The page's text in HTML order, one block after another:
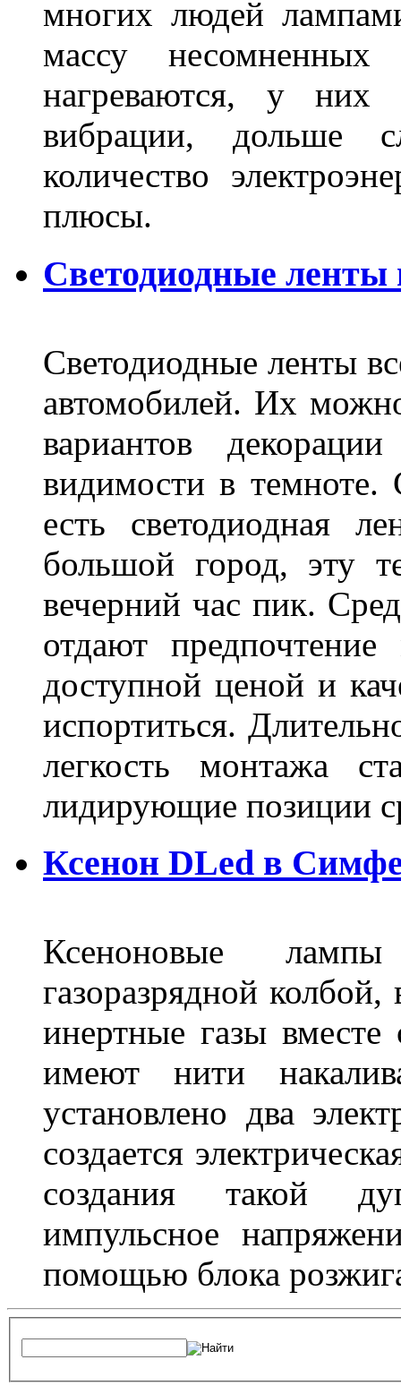
многих людей
массу
нагреваются, у них
вибрации, дольше
количество
плюсы.
Светодиодные
Светодиодные ленты
автомобилей. Их
вариантов
видимости в темноте.
есть светодиодная
большой город, эту
вечерний час пик.
отдают
доступной ценой и
испортиться.
легкость монтажа
лидирующие
Ксенон DLed в
Ксеноновые
газоразрядной
инертные газы
имеют нити
установлено два
создается
создания такой
импульсное
помощью блока